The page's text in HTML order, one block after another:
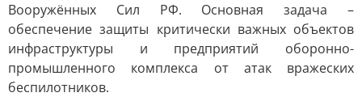
Вооружённых Сил РФ. Основная задача –
обеспечение защиты критически важных объектов
инфраструктуры и предприятий оборонно-
промышленного комплекса от атак вражеских
беспилотников.